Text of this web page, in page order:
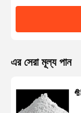
ควบคุม
คุณภาพ
এর সেরা মূল্য পান
ซิ